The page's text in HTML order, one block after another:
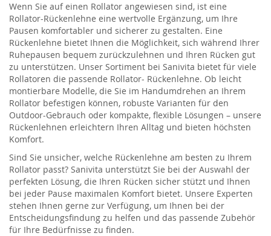
Wenn Sie auf einen Rollator angewiesen sind, ist eine
Rollator-Rückenlehne eine wertvolle Ergänzung, um Ihre
Pausen komfortabler und sicherer zu gestalten. Eine
Rückenlehne bietet Ihnen die Möglichkeit, sich während Ihrer
Ruhepausen bequem zurückzulehnen und Ihren Rücken gut
zu unterstützen. Unser Sortiment bei Sanivita bietet für viele
Rollatoren die passende Rollator- Rückenlehne. Ob leicht
montierbare Modelle, die Sie im Handumdrehen an Ihrem
Rollator befestigen können, robuste Varianten für den
Outdoor-Gebrauch oder kompakte, flexible Lösungen – unsere
Rückenlehnen erleichtern Ihren Alltag und bieten höchsten
Komfort.
Sind Sie unsicher, welche Rückenlehne am besten zu Ihrem
Rollator passt? Sanivita unterstützt Sie bei der Auswahl der
perfekten Lösung, die Ihren Rücken sicher stützt und Ihnen
bei jeder Pause maximalen Komfort bietet. Unsere Experten
stehen Ihnen gerne zur Verfügung, um Ihnen bei der
Entscheidungsfindung zu helfen und das passende Zubehör
für Ihre Bedürfnisse zu finden.